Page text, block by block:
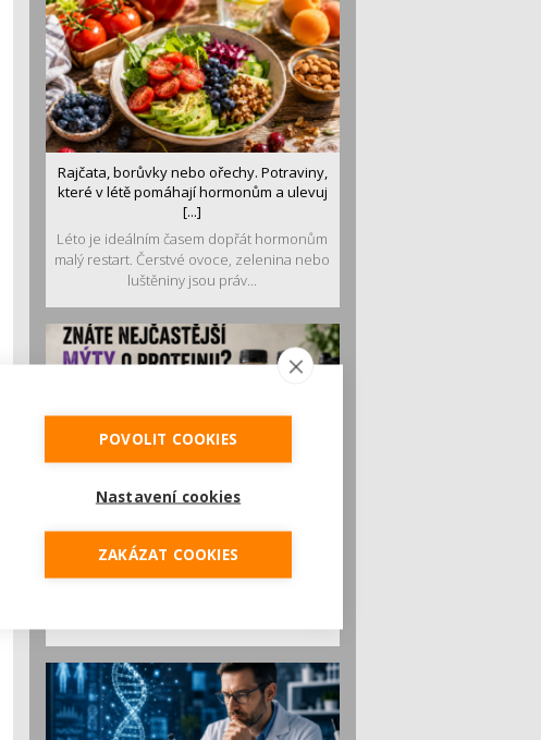
Rajčata, borůvky nebo ořechy. Potraviny,
které v létě pomáhají hormonům a ulevuj
[...]
Léto je ideálním časem dopřát hormonům
malý restart. Čerstvé ovoce, zelenina nebo
luštěniny jsou práv...
Je jen pro sportovce, přiberu po něm a ve
stravě ho mám dostatek. Znáte nejčastějš
[...]
Pojem protein již nějakou dobu rezonuje
POVOLIT COOKIES
Nastavení cookies
ZAKÁZAT COOKIES